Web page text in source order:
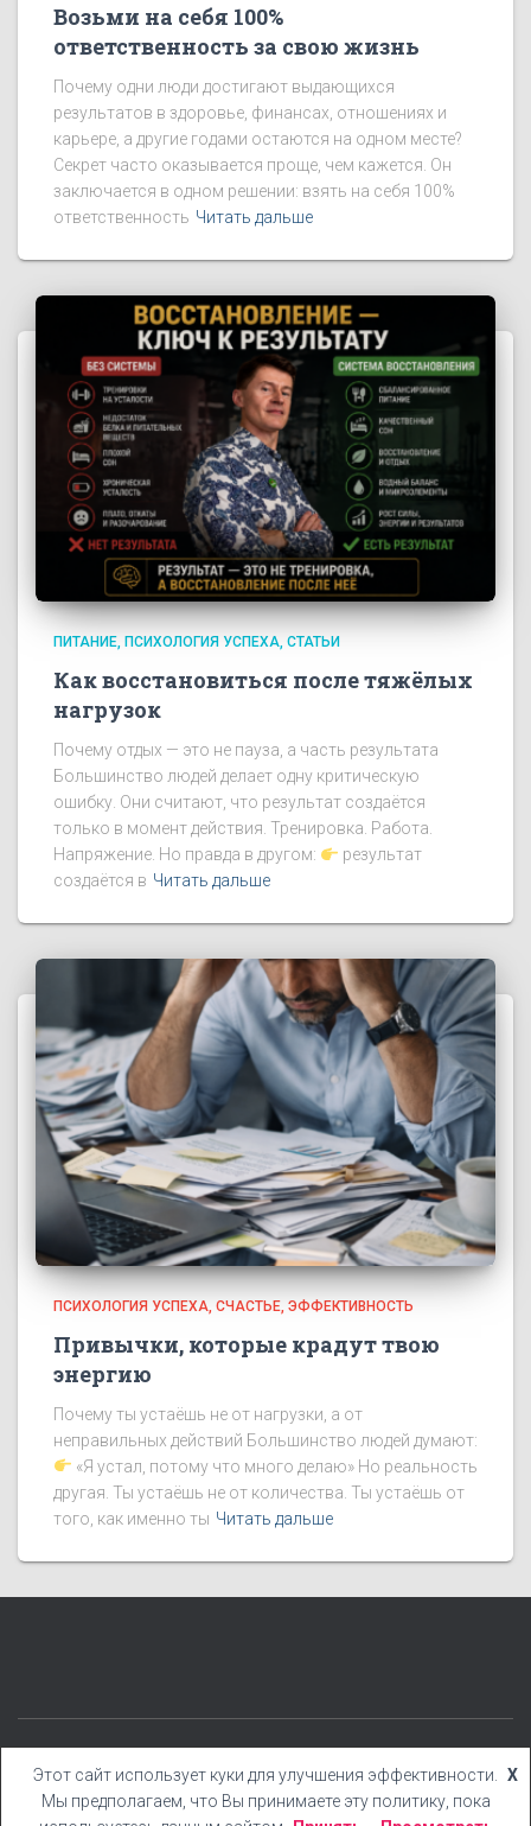
Возьми на себя 100%
ответственность за свою жизнь
Почему одни люди достигают выдающихся
результатов в здоровье, финансах, отношениях и
карьере, а другие годами остаются на одном месте?
Секрет часто оказывается проще, чем кажется. Он
заключается в одном решении: взять на себя 100%
ответственность Читать дальше
ПИТАНИЕ ПСИХОЛОГИЯ УСПЕХА СТАТЬИ
Как восстановиться после тяжёлых
нагрузок
Почему отдых — это не пауза, а часть результата
Большинство людей делает одну критическую
ошибку. Они считают, что результат создаётся
только в момент действия. Тренировка. Работа.
Напряжение. Но правда в другом:
результат
создаётся в Читать дальше
ПСИХОЛОГИЯ УСПЕХА СЧАСТЬЕ ЭФФЕКТИВНОСТЬ
Привычки, которые крадут твою
энергию
Почему ты устаёшь не от нагрузки, а от
неправильных действий Большинство людей думают:
«Я устал, потому что много делаю» Но реальность
другая. Ты устаёшь не от количества. Ты устаёшь от
того, как именно ты Читать дальше
КАТЕГОРИИ БЛОГ БОНУСЫ КНИГИ YOUTUBE
Этот сайт использует куки для улучшения эффективности.
Мы предполагаем, что Вы принимаете эту политику, пока
X